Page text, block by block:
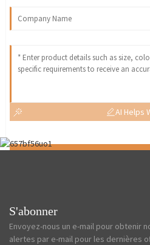
AI Helps
S'abonner
Envoyez-nous un e-mail pour obtenir
alertes par e-mail pour les dernières